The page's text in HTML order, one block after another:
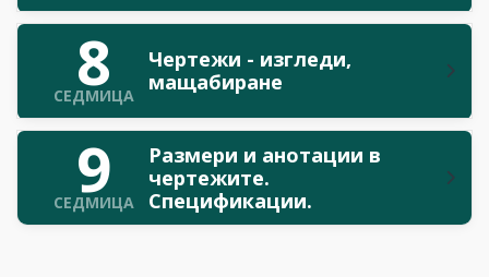
8
СЕДМИЦА
Чертежи - изгледи,
мащабиране
9
СЕДМИЦА
Размери и анотации в
чертежите.
Спецификации.